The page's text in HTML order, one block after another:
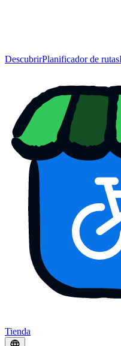
DescubrirPlanificador de rutas
Tienda